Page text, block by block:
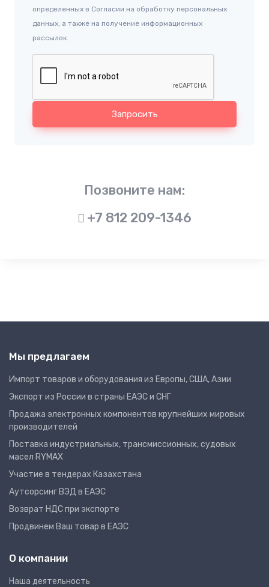
определенных в Согласии на обработку персональных
данных, а также на получение информационных
рассылок.
Запросить
Позвоните нам:
+7 812 209-1346
Мы предлагаем
Импорт товаров и оборудования из Европы, США, Азии
Экспорт из России в страны ЕАЭС и СНГ
Продажа электронных компонентов крупнейших мировых
производителей
Поставка индустриальных, трансмиссионных, судовых
масел RYMAX
Участие в тендерах Казахстана
Аутсорсинг ВЭД в ЕАЭС
Возврат НДС при экспорте
Продвинем Ваш товар в ЕАЭС
О компании
Наша деятельность